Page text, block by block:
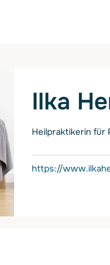
Ilka
Heilpraktikerin für
https://